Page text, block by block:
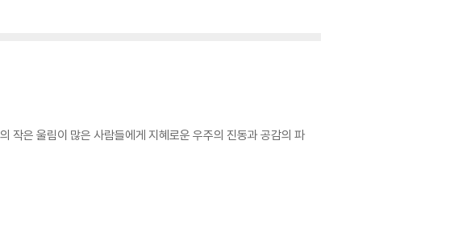
작은 울림이 많은 사람들에게 지혜로운 우주의 진동과 공감의 파